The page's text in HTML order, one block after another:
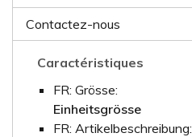
Contactez-nous
Caractéristiques
FR: Grösse:
Einheitsgrösse
FR: Artikelbeschreibung: